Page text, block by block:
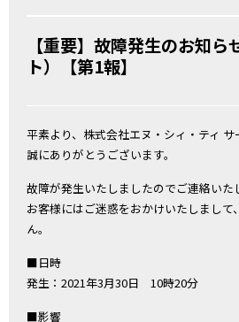
【重要】故障発生のお知
ト）【第1報】
平素より、株式会社エヌ・シィ・ティ
誠にありがとうございます。
故障が発生いたしましたのでご連絡いた
お客様にはご迷惑をおかけいたしまして
ん。
■日時
発生：2021年3月30日 10時20分
■影響